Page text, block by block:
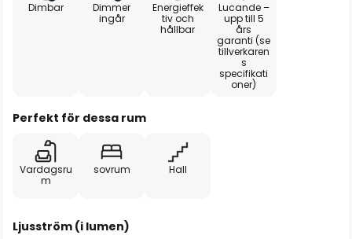
Dimbar
Dimmer
ingår
Energieffek
tiv och
hållbar
Lucande –
upp till 5
års
garanti (se
tillverkaren
s
specifikati
oner)
Perfekt för dessa rum
Vardagsru
m
sovrum Hall
Ljusström (i lumen)